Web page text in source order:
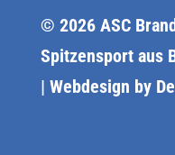
© 2026 ASC
Spitzensport aus
| Webdesign by